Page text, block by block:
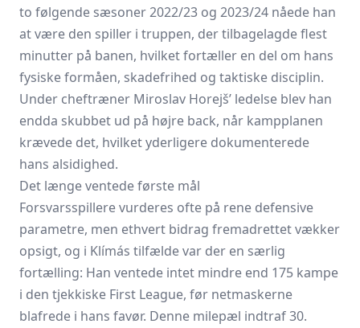
to følgende sæsoner 2022/23 og 2023/24 nåede han
at være den spiller i truppen, der tilbagelagde flest
minutter på banen, hvilket fortæller en del om hans
fysiske formåen, skadefrihed og taktiske disciplin.
Under cheftræner Miroslav Horejš’ ledelse blev han
endda skubbet ud på højre back, når kampplanen
krævede det, hvilket yderligere dokumenterede
hans alsidighed.
Det længe ventede første mål
Forsvarsspillere vurderes ofte på rene defensive
parametre, men ethvert bidrag fremadrettet vækker
opsigt, og i Klímás tilfælde var der en særlig
fortælling: Han ventede intet mindre end 175 kampe
i den tjekkiske First League, før netmaskerne
blafrede i hans favør. Denne milepæl indtraf 30.